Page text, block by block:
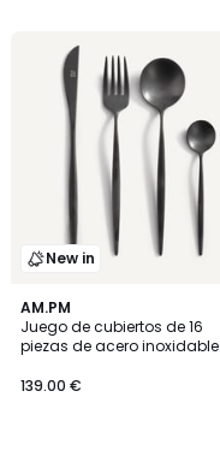
New in
AM.PM
Juego de cubiertos de 16
piezas de acero inoxidable
139.00 €